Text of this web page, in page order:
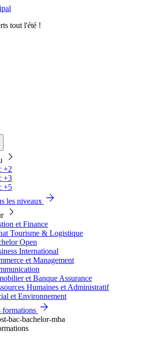
tout l'été !
+2
+3
+5
les niveaux
et Finance
Tourisme & Logistique
Open
International
et Management
et Banque Assurance
Humaines et Administratif
et Environnement
formations